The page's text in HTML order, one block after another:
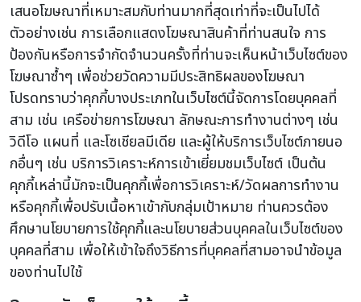
เสนอโฆษณาที่เหมาะสมกับท่านมากที่สุดเท่าที่จะเป็นไปได้
ตัวอย่างเช่น การเลือกแสดงโฆษณาสินค้าที่ท่านสนใจ การ
ป้องกันหรือการจำกัดจำนวนครั้งที่ท่านจะเห็นหน้าเว็บไซต์ของ
โฆษณาซ้ำๆ เพื่อช่วยวัดความมีประสิทธิผลของโฆษณา
โปรดทราบว่าคุกกี้บางประเภทในเว็บไซต์นี้จัดการโดยบุคคลที่
สาม เช่น เครือข่ายการโฆษณา ลักษณะการทำงานต่างๆ เช่น
วิดีโอ แผนที่ และโซเชียลมีเดีย และผู้ให้บริการเว็บไซต์ภายนอ
กอื่นๆ เช่น บริการวิเคราะห์การเข้าเยี่ยมชมเว็บไซต์ เป็นต้น
คุกกี้เหล่านี้มักจะเป็นคุกกี้เพื่อการวิเคราะห์/วัดผลการทำงาน
หรือคุกกี้เพื่อปรับเนื้อหาเข้ากับกลุ่มเป้าหมาย ท่านควรต้อง
ศึกษานโยบายการใช้คุกกี้และนโยบายส่วนบุคคลในเว็บไซต์ของ
บุคคลที่สาม เพื่อให้เข้าใจถึงวิธีการที่บุคคลที่สามอาจนำข้อมูล
ของท่านไปใช้